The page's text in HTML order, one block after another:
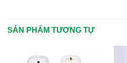
SẢN PHẨM TƯƠNG TỰ